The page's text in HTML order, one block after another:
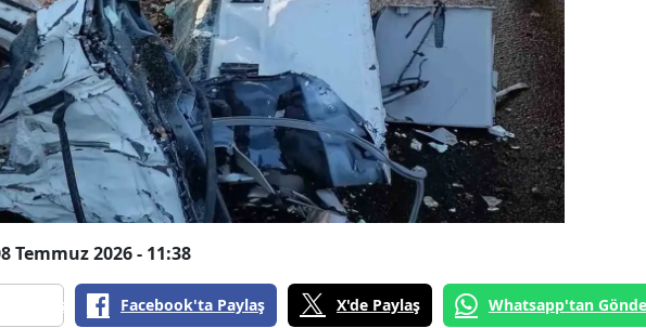
Temmuz 2026 - 11:38
Facebook'ta Paylaş X'de Paylaş Whatsapp'tan